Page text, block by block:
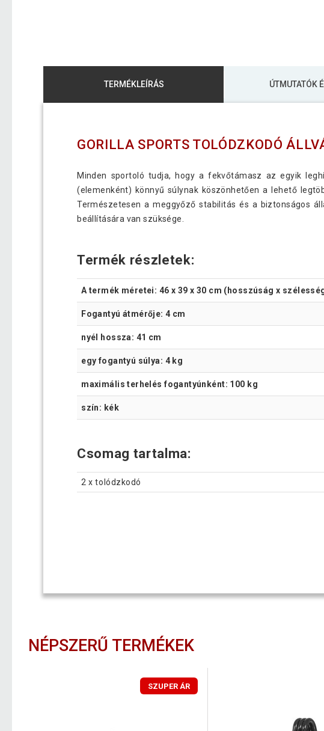
TERMÉKLEÍRÁS ÚTMUTATÓK
GORILLA SPORTS TOLÓDZKODÓ
Minden sportoló tudja, hogy a fekvőtámasz az egyik
(elemenként) könnyű súlynak köszönhetően a lehető
Természetesen a meggyőző stabilitás és a biztonságos
beállítására van szüksége.
Termék részletek:
A termék méretei: 46 x 39 x 30 cm (hosszúság x
Fogantyú átmérője: 4 cm
nyél hossza: 41 cm
egy fogantyú súlya: 4 kg
maximális terhelés fogantyúnként: 100 kg
szín: kék
Csomag tartalma:
2 x tolódzkodó
NÉPSZERŰ TERMÉKEK
SZUPER ÁR